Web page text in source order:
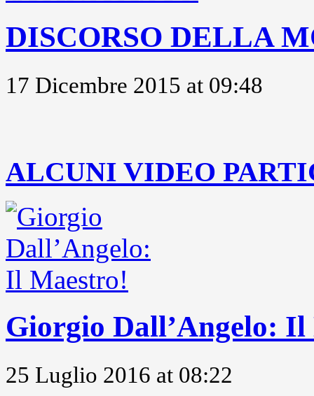
DISCORSO DELLA
17 Dicembre 2015 at 09:48
ALCUNI VIDEO
Giorgio Dall’Angelo:
25 Luglio 2016 at 08:22